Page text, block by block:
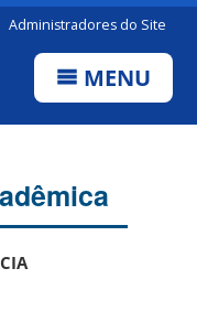
Administradores do Site
MENU